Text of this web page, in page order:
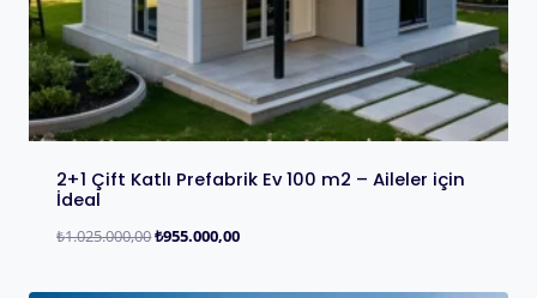
2+1 Çift Katlı Prefabrik Ev 100 m2 – Aileler için
İdeal
₺1.025.000,00₺955.000,00